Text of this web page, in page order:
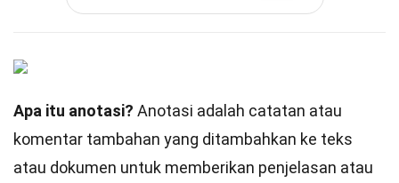
Apa itu anotasi? Anotasi adalah catatan atau
komentar tambahan yang ditambahkan ke teks
atau dokumen untuk memberikan penjelasan atau